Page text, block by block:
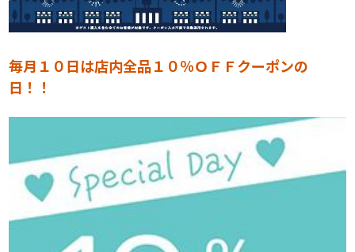
毎月１０日は店内全品１０％ＯＦＦクーポンの
日！！